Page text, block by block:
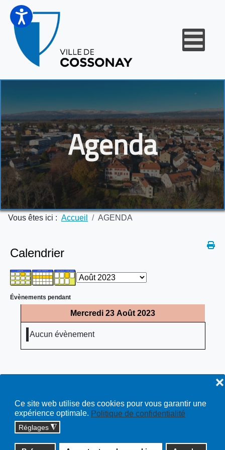
Ce site web utilise des cookies pour vous garantir une
expérience optimale. Politique de confidentialité
Réglages ◮
❌
Agenda
Vous êtes ici : Accueil AGENDA
Calendrier
Évènements pendant
Mercredi 23 Août 2023
Aucun évènement
Copyright © 2026 cossonay.ch - tous droits réservés | site :